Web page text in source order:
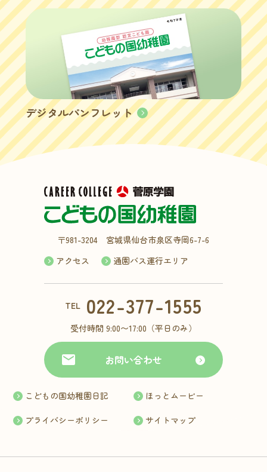
デジタルパンフレット
〒981-3204 宮城県仙台市泉区寺岡6-7-6
アクセス
通園バス運行エリア
TEL 022-377-1555
受付時間 9:00〜17:00（平日のみ）
お問い合わせ
こどもの国幼稚園日記 ほっとムービー
プライバシーポリシー サイトマップ